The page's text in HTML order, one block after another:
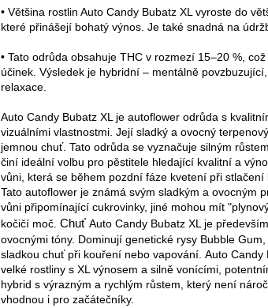
• Většina rostlin Auto Candy Bubatz XL vyroste do
které přinášejí bohatý výnos. Je také snadná na
• Tato odrůda obsahuje THC v rozmezí 15–20 %,
účinek. Výsledek je hybridní – mentálně
relaxace.
Auto Candy Bubatz XL je autoflower odrůda s
vizuálními vlastnostmi. Její sladký a ovocný
jemnou chuť. Tato odrůda se vyznačuje silným
činí ideální volbu pro pěstitele hledající kvalitní a
vůni, která se během pozdní fáze kvetení při stlačení
Tato autoflower je známá svým sladkým a ovocným
vůni připomínající cukrovinky, jiné mohou mít
kočičí moč. Chuť Auto Candy Bubatz XL je
ovocnými tóny. Dominují genetické rysy Bubble
sladkou chuť při kouření nebo vapování. Auto Candy
velké rostliny s XL výnosem a silně vonícími,
hybrid s výrazným a rychlým růstem, který není
vhodnou i pro začátečníky.